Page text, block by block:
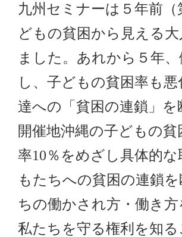
九州セミナーは５年前
どもの貧困から見える
ました。あれから５年
し、子どもの貧困率も
達への「貧困の連鎖」
開催地沖縄の子どもの
率10％をめざし具体的
もたちへの貧困の連鎖
ちの働かされ方・働き
私たちを守る権利を知